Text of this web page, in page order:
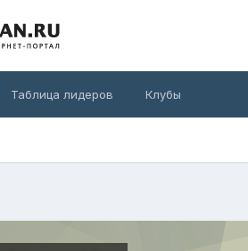
Таблица лидеров Клубы